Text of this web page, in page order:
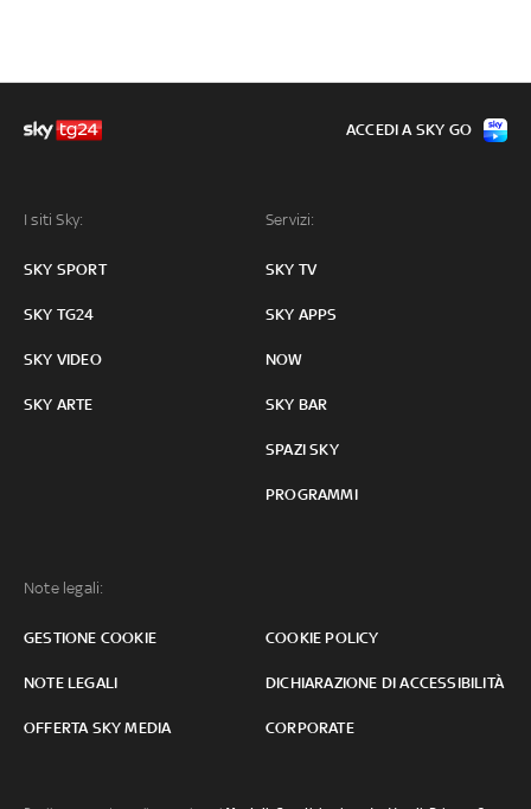
I siti Sky:
SKY SPORT
SKY TG24
SKY VIDEO
SKY ARTE
Servizi:
SKY TV
SKY APPS
NOW
SKY BAR
SPAZI SKY
PROGRAMMI
Note legali:
GESTIONE COOKIE COOKIE POLICY
NOTE LEGALI DICHIARAZIONE DI ACCESSIBILITÀ
OFFERTA SKY MEDIA CORPORATE
ACCEDI A SKY GO